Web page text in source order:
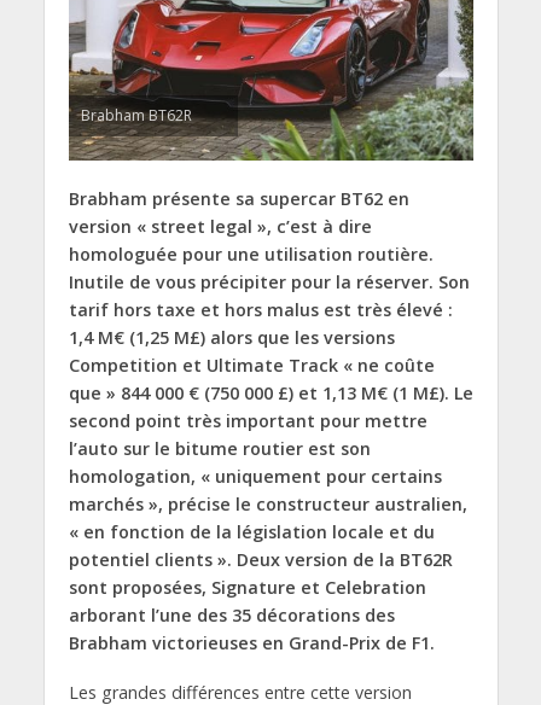
Brabham BT62R
Brabham présente sa supercar BT62 en
version « street legal », c’est à dire
homologuée pour une utilisation routière.
Inutile de vous précipiter pour la réserver. Son
tarif hors taxe et hors malus est très élevé :
1,4 M€ (1,25 M£) alors que les versions
Competition et Ultimate Track « ne coûte
que » 844 000 € (750 000 £) et 1,13 M€ (1 M£). Le
second point très important pour mettre
l’auto sur le bitume routier est son
homologation, « uniquement pour certains
marchés », précise le constructeur australien,
« en fonction de la législation locale et du
potentiel clients ». Deux version de la BT62R
sont proposées, Signature et Celebration
arborant l’une des 35 décorations des
Brabham victorieuses en Grand-Prix de F1.
Les grandes différences entre cette version